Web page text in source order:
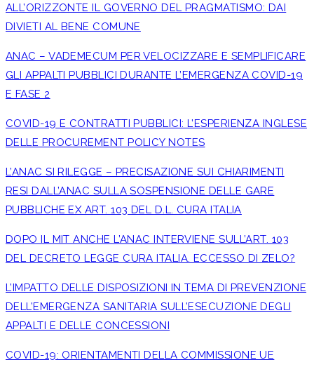
ALL’ORIZZONTE IL GOVERNO DEL PRAGMATISMO: DAI
DIVIETI AL BENE COMUNE
ANAC – VADEMECUM PER VELOCIZZARE E SEMPLIFICARE
GLI APPALTI PUBBLICI DURANTE L’EMERGENZA COVID-19
E FASE 2
COVID-19 E CONTRATTI PUBBLICI: L’ESPERIENZA INGLESE
DELLE PROCUREMENT POLICY NOTES
L’ANAC SI RILEGGE – PRECISAZIONE SUI CHIARIMENTI
RESI DALL’ANAC SULLA SOSPENSIONE DELLE GARE
PUBBLICHE EX ART. 103 DEL D.L. CURA ITALIA
DOPO IL MIT ANCHE L’ANAC INTERVIENE SULL’ART. 103
DEL DECRETO LEGGE CURA ITALIA. ECCESSO DI ZELO?
L’IMPATTO DELLE DISPOSIZIONI IN TEMA DI PREVENZIONE
DELL’EMERGENZA SANITARIA SULL’ESECUZIONE DEGLI
APPALTI E DELLE CONCESSIONI
COVID-19: ORIENTAMENTI DELLA COMMISSIONE UE